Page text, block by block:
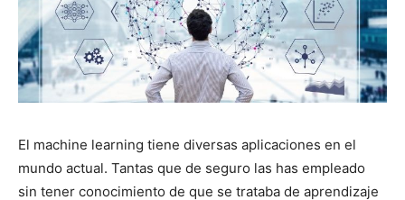
El machine learning tiene diversas aplicaciones en el
mundo actual. Tantas que de seguro las has empleado
sin tener conocimiento de que se trataba de aprendizaje